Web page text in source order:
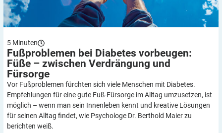
5 Minuten
Fußproblemen bei Diabetes vorbeugen:
Füße – zwischen Verdrängung und
Fürsorge
Vor Fußproblemen fürchten sich viele Menschen mit Diabetes.
Empfehlungen für eine gute Fuß-Fürsorge im Alltag umzusetzen, ist
möglich – wenn man sein Innenleben kennt und kreative Lösungen
für seinen Alltag findet, wie Psychologe Dr. Berthold Maier zu
berichten weiß.